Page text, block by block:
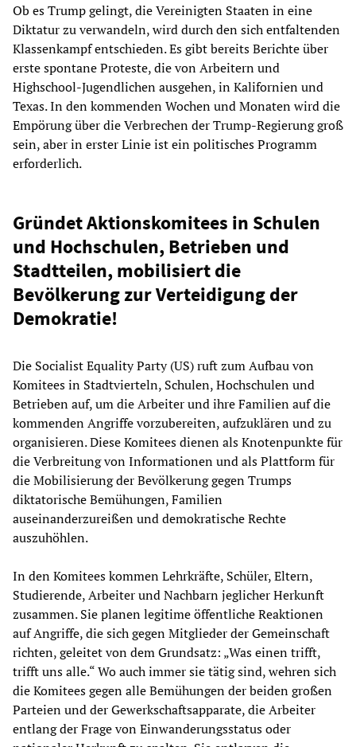
Ob es Trump gelingt, die Vereinigten Staaten in eine
Diktatur zu verwandeln, wird durch den sich entfaltenden
Klassenkampf entschieden. Es gibt bereits Berichte über
erste spontane Proteste, die von Arbeitern und
Highschool-Jugendlichen ausgehen, in Kalifornien und
Texas. In den kommenden Wochen und Monaten wird die
Empörung über die Verbrechen der Trump-Regierung groß
sein, aber in erster Linie ist ein politisches Programm
erforderlich.
Gründet Aktionskomitees in Schulen
und Hochschulen, Betrieben und
Stadtteilen, mobilisiert die
Bevölkerung zur Verteidigung der
Demokratie!
Die Socialist Equality Party (US) ruft zum Aufbau von
Komitees in Stadtvierteln, Schulen, Hochschulen und
Betrieben auf, um die Arbeiter und ihre Familien auf die
kommenden Angriffe vorzubereiten, aufzuklären und zu
organisieren. Diese Komitees dienen als Knotenpunkte für
die Verbreitung von Informationen und als Plattform für
die Mobilisierung der Bevölkerung gegen Trumps
diktatorische Bemühungen, Familien
auseinanderzureißen und demokratische Rechte
auszuhöhlen.
In den Komitees kommen Lehrkräfte, Schüler, Eltern,
Studierende, Arbeiter und Nachbarn jeglicher Herkunft
zusammen. Sie planen legitime öffentliche Reaktionen
auf Angriffe, die sich gegen Mitglieder der Gemeinschaft
richten, geleitet von dem Grundsatz: „Was einen trifft,
trifft uns alle.“ Wo auch immer sie tätig sind, wehren sich
die Komitees gegen alle Bemühungen der beiden großen
Parteien und der Gewerkschaftsapparate, die Arbeiter
entlang der Frage von Einwanderungsstatus oder